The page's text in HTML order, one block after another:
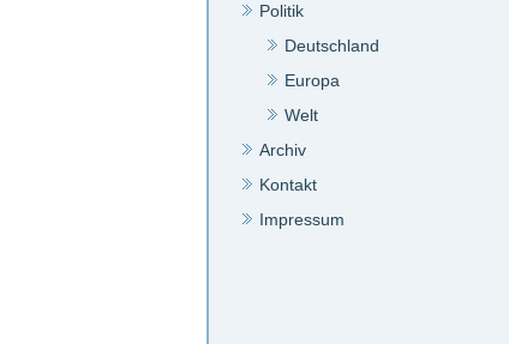
Politik
Deutschland
Europa
Welt
Archiv
Kontakt
Impressum